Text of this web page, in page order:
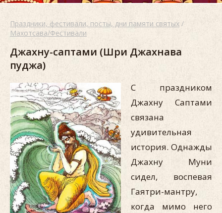
Праздники, фестивали, посты, дни памяти святых /
Махотсава/Фестивали
Джахну-саптами (Шри Джахнава
пуджа)
С праздником
Джахну Саптами
связана
удивительная
история. Однажды
Джахну Муни
сидел, воспевая
Гаятри-мантру,
когда мимо него